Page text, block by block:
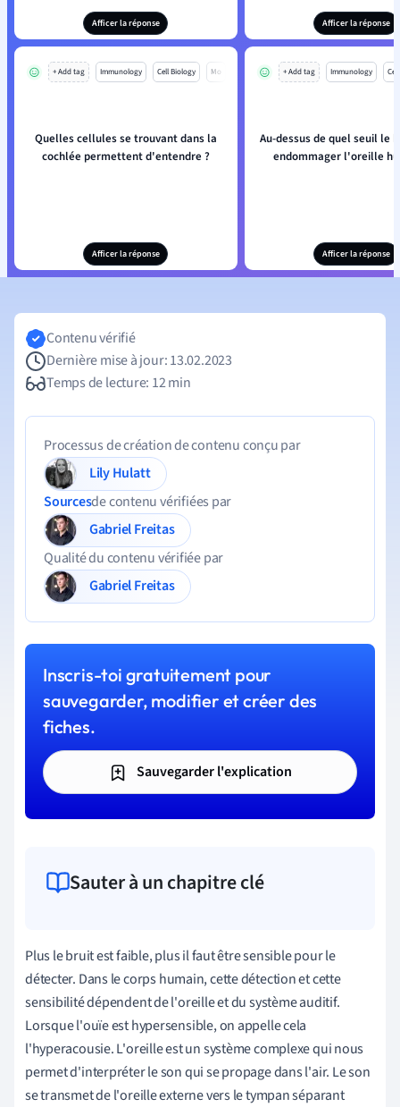
Afficer la réponse Afficer la réponse
+ Add tag Immunology Cell Biology Mo
Quelles cellules se trouvant dans la
cochlée permettent d'entendre ?
Afficer la réponse
+ Add tag Immunology
Au-dessus de quel seuil le
endommager l'oreille
Afficer la réponse
Contenu vérifié
Dernière mise à jour: 13.02.2023
Temps de lecture: 12 min
Processus de création de contenu conçu par
Lily Hulatt
Sourcesde contenu vérifiées par
Gabriel Freitas
Qualité du contenu vérifiée par
Gabriel Freitas
Inscris-toi gratuitement pour
sauvegarder, modifier et créer des
fiches.
Sauvegarder l'explication
Sauter à un chapitre clé
Plus le bruit est faible, plus il faut être sensible pour le
détecter. Dans le corps humain, cette détection et cette
sensibilité dépendent de l'oreille et du système auditif.
Lorsque l'ouïe est hypersensible, on appelle cela
l'hyperacousie. L'oreille est un système complexe qui nous
permet d'interpréter le son qui se propage dans l'air. Le son
se transmet de l'oreille externe vers le tympan séparant